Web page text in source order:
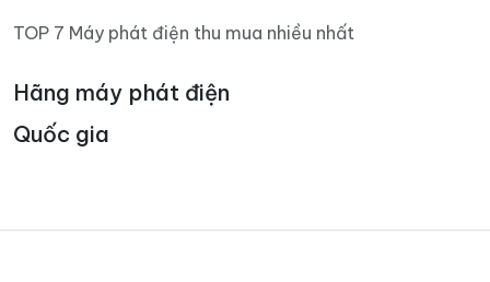
TOP 7 Máy phát điện thu mua nhiều nhất
Hãng máy phát điện
Quốc gia